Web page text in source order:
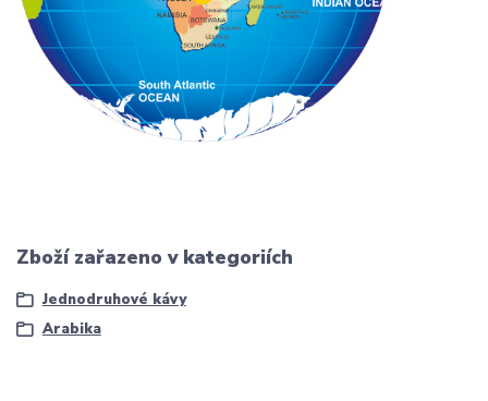
Zboží zařazeno v kategoriích
Jednodruhové kávy
Arabika